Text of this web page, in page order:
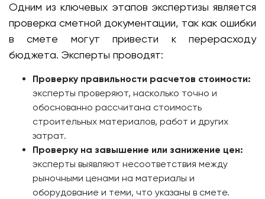
Одним из ключевых этапов экспертизы является
проверка сметной документации, так как ошибки
в смете могут привести к перерасходу
бюджета. Эксперты проводят:
Проверку правильности расчетов стоимости:
эксперты проверяют, насколько точно и
обоснованно рассчитана стоимость
строительных материалов, работ и других
затрат.
Проверку на завышение или занижение цен:
эксперты выявляют несоответствия между
рыночными ценами на материалы и
оборудование и теми, что указаны в смете.